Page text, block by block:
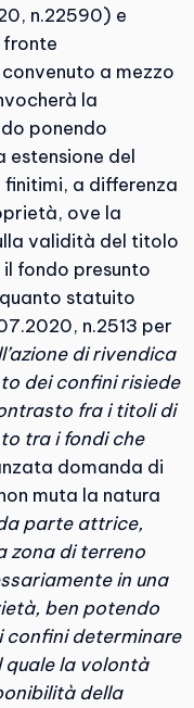
n.22590) e
fronte
a mezzo
la
ponendo
del
a differenza
ove la
validità del titolo
fondo presunto
statuito
n.2513 per
di rivendica
dei confini risiede
fra i titoli di
tra i fondi che
domanda di
muta la natura
parte attrice,
zona di terreno
in una
ben potendo
confini determinare
quale la volontà
della